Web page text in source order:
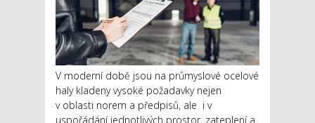
V moderní době jsou na průmyslové ocelové
haly kladeny vysoké požadavky nejen
v oblasti norem a předpisů, ale i v
uspořádání jednotlivých prostor, zateplení a